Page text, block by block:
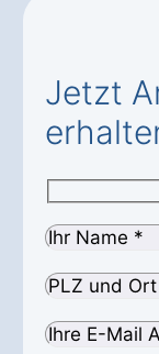
Jetzt